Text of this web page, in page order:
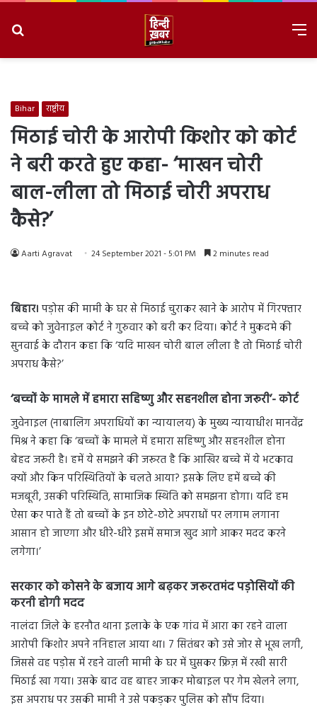
Bihar राष्ट्रीय
मिठाई चोरी के आरोपी किशोर को कोर्ट
ने बरी करते हुए कहा- ‘माखन चोरी
बाल-लीला तो मिठाई चोरी अपराध
कैसे?’
Aarti Agravat 24 September 2021 - 5:01 PM 2 minutes read
बिहार। पड़ोस की मामी के घर से मिठाई चुराकर खाने के आरोप में गिरफ्तार
बच्चे को जुवेनाइल कोर्ट ने गुरुवार को बरी कर दिया। कोर्ट ने मुकदमे की
सुनवाई के दौरान कहा कि ‘यदि माखन चोरी बाल लीला है तो मिठाई चोरी
अपराध कैसे?’
‘बच्चों के मामले में हमारा सहिष्णु और सहनशील होना जरूरी’- कोर्ट
जुवेनाइल (नाबालिग अपराधियों का न्यायालय) के मुख्य न्यायाधीश मानवेंद्र
मिश्र ने कहा कि ‘बच्चों के मामले में हमारा सहिष्णु और सहनशील होना
बेहद जरूरी है। हमें ये समझने की जरूरत है कि आखिर बच्चे में ये भटकाव
क्यों और किन परिस्थितियों के चलते आया? इसके लिए हमें बच्चे की
मजबूरी, उसकी परिस्थिति, सामाजिक स्थिति को समझना होगा। यदि हम
ऐसा कर पाते हैं तो बच्चों के इन छोटे-छोटे अपराधों पर लगाम लगाना
आसान हो जाएगा और धीरे-धीरे इसमें समाज खुद आगे आकर मदद करने
लगेगा।’
सरकार को कोसने के बजाय आगे बढ़कर जरूरतमंद पड़ोसियों की
करनी होगी मदद
नालंदा जिले के हरनौत थाना इलाके के एक गांव में आरा का रहने वाला
आरोपी किशोर अपने ननिहाल आया था। 7 सितंबर को उसे जोर से भूख लगी,
जिससे वह पड़ोस में रहने वाली मामी के घर में घुसकर फ्रिज़ में रखी सारी
मिठाई खा गया। उसके बाद वह बाहर जाकर मोबाइल पर गेम खेलने लगा,
इस अपराध पर उसकी मामी ने उसे पकड़कर पुलिस को सौंप दिया।